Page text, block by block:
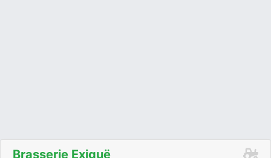
Brasserie Exiguë